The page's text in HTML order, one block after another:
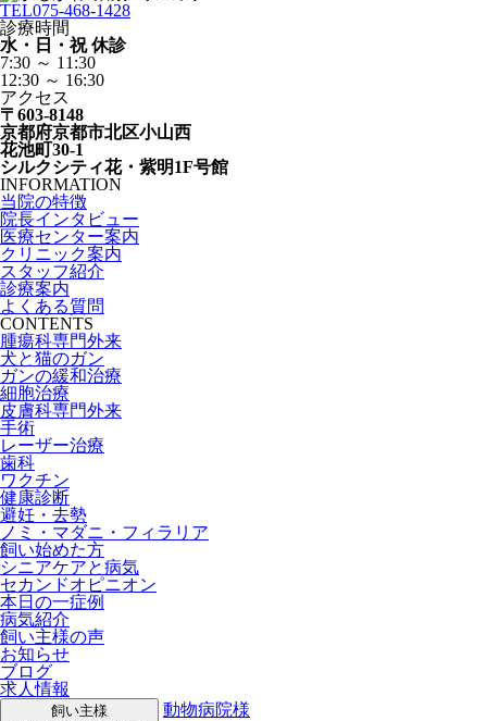
TEL075-468-1428
診療時間
水・日・祝 休診
7:30 ～ 11:30
12:30 ～ 16:30
アクセス
〒603-8148
京都府京都市北区小山西
花池町30-1
シルクシティ花・紫明1F号館
INFORMATION
当院の特徴
院長インタビュー
医療センター案内
クリニック案内
スタッフ紹介
診療案内
よくある質問
CONTENTS
腫瘍科専門外来
犬と猫のガン
ガンの緩和治療
細胞治療
皮膚科専門外来
手術
レーザー治療
歯科
ワクチン
健康診断
避妊・去勢
ノミ・マダニ・フィラリア
飼い始めた方
シニアケアと病気
セカンドオピニオン
本日の一症例
病気紹介
飼い主様の声
お知らせ
ブログ
求人情報
飼い主様
動物病院様